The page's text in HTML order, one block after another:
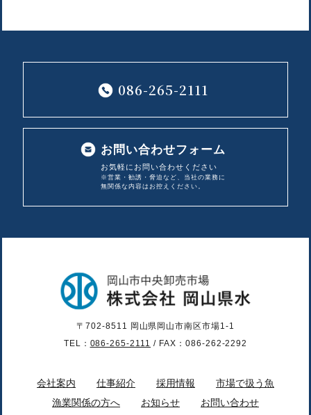
086-265-2111
お問い合わせフォーム
お気軽にお問い合わせください
※営業・勧誘・脅迫など、当社の業務に
無関係な内容は お控えください。
〒702-8511 岡山県岡山市南区市場1-1
TEL： 086-265-2111 / FAX：086-262-2292
会社案内 仕事紹介 採用情報
市場で扱う魚
漁業関係の方へ
お知らせ お問い合わせ